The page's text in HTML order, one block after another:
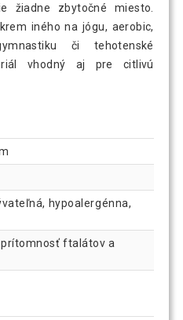
žiadne zbytočné miesto.
iného na jógu, aerobic,
či tehotenské
vhodný aj pre citlivú
hypoalergénna,
ftalátov a